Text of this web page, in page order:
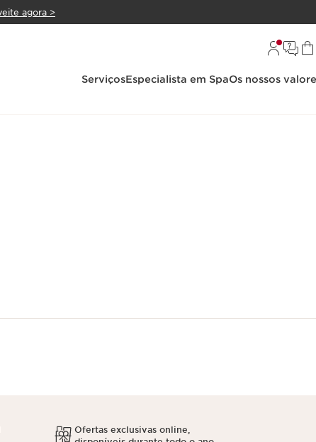
agora >
ServiçosEspecialista em SpaOs nossos
Ofertas exclusivas online,